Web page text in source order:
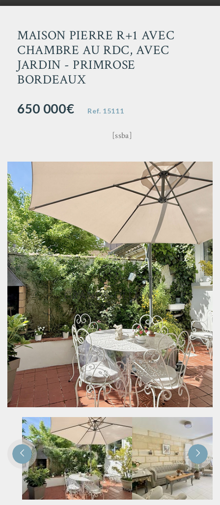
MAISON PIERRE R+1 AVEC
CHAMBRE AU RDC, AVEC
JARDIN - PRIMROSE
BORDEAUX
650 000€ Ref. 15111
[ssba]















 